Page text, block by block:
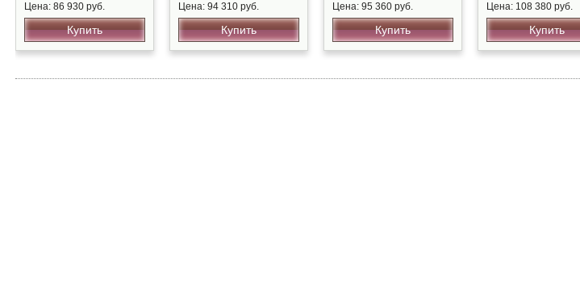
Цена: 86 930 руб.
Купить
Цена: 94 310 руб.
Купить
Цена: 95 360 руб.
Купить
Цена: 108 380 руб.
Купить